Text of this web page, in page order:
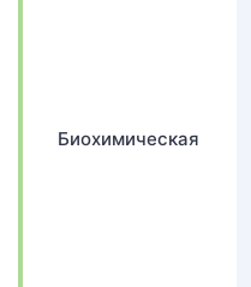
Биохимическая